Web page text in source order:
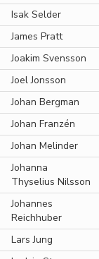
Isak Selder
James Pratt
Joakim Svensson
Joel Jonsson
Johan Bergman
Johan Franzén
Johan Melinder
Johanna
Thyselius Nilsson
Johannes
Reichhuber
Lars Jung